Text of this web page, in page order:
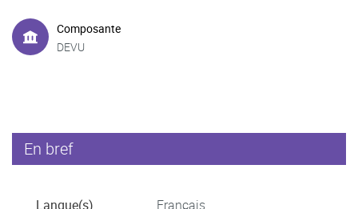
Composante
DEVU
En bref
Langue(s)
Français